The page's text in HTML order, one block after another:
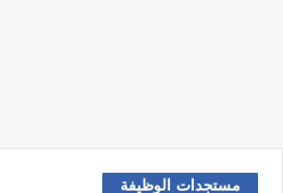
مستجدات الوظيفة